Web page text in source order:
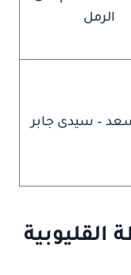
الرمل
– سيدى جابر
القليوبية